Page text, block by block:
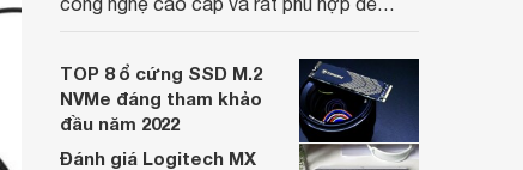
Thiết bị được thiết kế phù hợp với mọi đối
tượng khác nhau. Bạn có thể tham khảo
và chọn mua thiết bị này từ bây giờ.
TOP 8 ổ cứng SSD M.2
NVMe đáng tham khảo
đầu năm 2022
Đánh giá Logitech MX